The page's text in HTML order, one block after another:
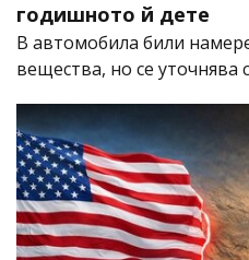
годишното й дете
В автомобила били
вещества, но се уточнява